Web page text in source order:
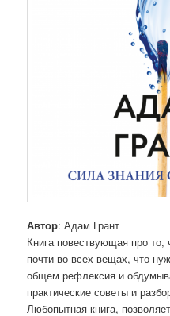
Автор: Адам Грант
Книга повествующая про то,
почти во всех вещах, что
общем рефлексия и
практические советы и
Любопытная книга,